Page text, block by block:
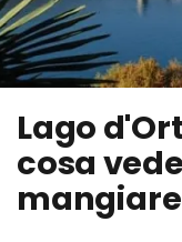
Lago
cosa
mangiare